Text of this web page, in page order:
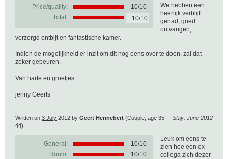
Price/quality:
10/10
Total:
10/10
We hebben een
heerlijk verblijf
gehad, goed
ontvangen,
verzorgd ontbijt en fantastische kamer.
Indien de mogelijkheid er inzit om dit nog eens over te doen, zal dat
zeker gebeuren.
Van harte en groetjes
jenny Geerts
Stay: June 2012
Written on 3 July 2012 by Geert Hennebert (Couple, age 35-
44)
General: 10/10
Room:
10/10
Leuk om eens te
zien hoe een ex-
collega zich dezer